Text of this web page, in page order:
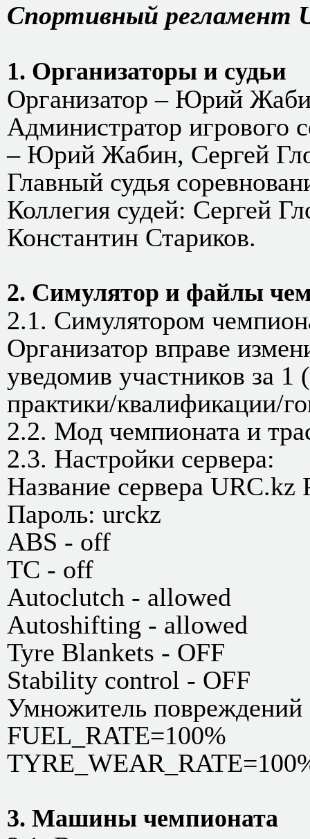
Спортивный регламент
1. Организаторы и судьи
Организатор – Юрий
Администратор игрового
– Юрий Жабин, Сергей
Главный судья
Коллегия судей: Сергей
Константин Стариков.
2. Симулятор и файлы
2.1. Симулятором
Организатор вправе
уведомив участников за
практики/квалификации/
2.2. Мод чемпионата и
2.3. Настройки сервера:
Название сервера URC.kz
Пароль: urckz
ABS - off
TC - off
Аutoclutch - allowed
Autoshifting - allowed
Tyre Blankets - OFF
Stability control - OFF
Умножитель
FUEL_RATE=100%
3. Машины чемпионата